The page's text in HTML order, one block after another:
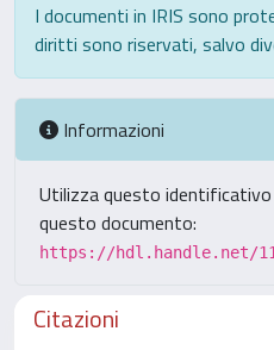
I documenti in IRIS sono
diritti sono riservati, salvo
Informazioni
Utilizza questo identificativo
questo documento:
https://hdl.handle.net/
Citazioni